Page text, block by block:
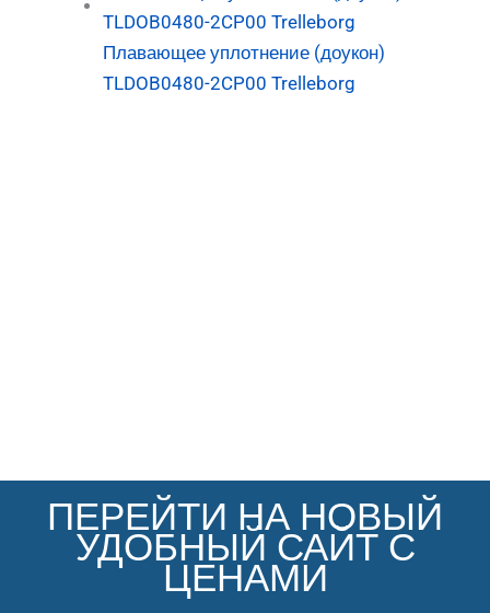
Плавающее уплотнение (доукон)
TLDOB0480-2CP00 Trelleborg
ПЕРЕЙТИ НА НОВЫЙ
УДОБНЫЙ САЙТ С
ЦЕНАМИ